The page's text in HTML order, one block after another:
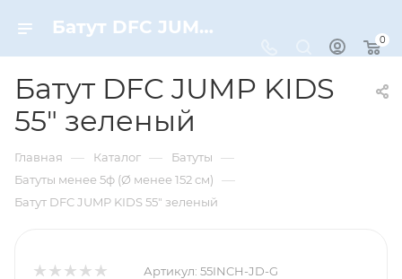
Батут DFC JUMP KIDS 55" зеленый – купить по цене 6990 руб. в интернет-магазине Dynamic-Sport
0
Батут DFC JUMP KIDS
55" зеленый
Главная — Каталог — Батуты —
Батуты менее 5ф (Ø менее 152 см) —
Батут DFC JUMP KIDS 55" зеленый
Артикул: 55INCH-JD-G